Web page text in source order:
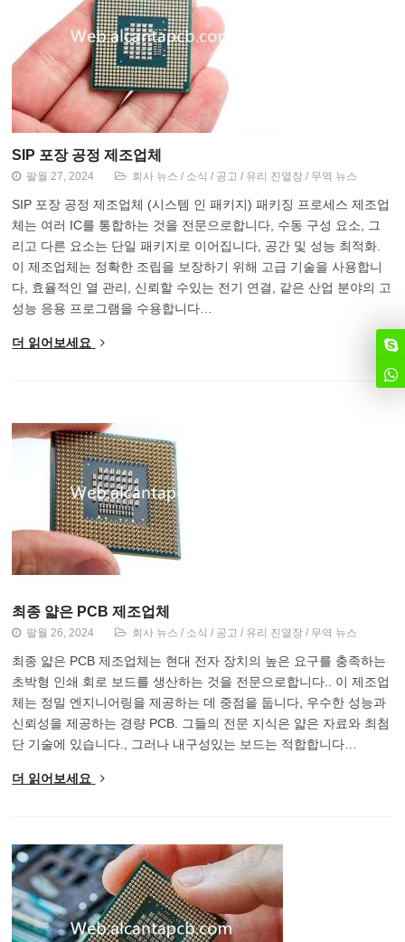
SIP 포장 공정 제조업체
팔월 27, 2024 회사 뉴스 / 소식 / 공고 / 유리 진열장 / 무역 뉴스
SIP 포장 공정 제조업체 (시스템 인 패키지) 패키징 프로세스 제조업
체는 여러 IC를 통합하는 것을 전문으로합니다, 수동 구성 요소, 그
리고 다른 요소는 단일 패키지로 이어집니다, 공간 및 성능 최적화.
이 제조업체는 정확한 조립을 보장하기 위해 고급 기술을 사용합니
다, 효율적인 열 관리, 신뢰할 수있는 전기 연결, 같은 산업 분야의 고
성능 응용 프로그램을 수용합니다…
더 읽어보세요
최종 얇은 PCB 제조업체
팔월 26, 2024 회사 뉴스 / 소식 / 공고 / 유리 진열장 / 무역 뉴스
최종 얇은 PCB 제조업체는 현대 전자 장치의 높은 요구를 충족하는
초박형 인쇄 회로 보드를 생산하는 것을 전문으로합니다.. 이 제조업
체는 정밀 엔지니어링을 제공하는 데 중점을 둡니다, 우수한 성능과
신뢰성을 제공하는 경량 PCB. 그들의 전문 지식은 얇은 자료와 최첨
단 기술에 있습니다., 그러나 내구성있는 보드는 적합합니다…
더 읽어보세요